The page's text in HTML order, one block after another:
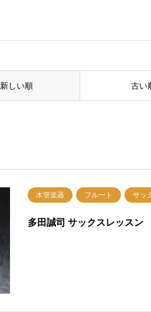
新しい順 古い
木管楽器 フルート サッ
多田誠司 サックスレッスン